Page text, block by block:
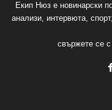
Екип Нюз е новинарски
анализи, интервюта,
свържете се с